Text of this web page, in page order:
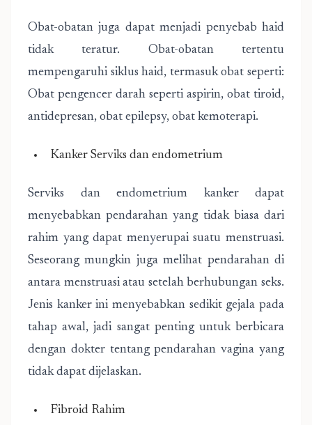
Obat-obatan juga dapat menjadi penyebab haid
tidak teratur. Obat-obatan tertentu
mempengaruhi siklus haid, termasuk obat seperti:
Obat pengencer darah seperti aspirin, obat tiroid,
antidepresan, obat epilepsy, obat kemoterapi.
Kanker Serviks dan endometrium
Serviks dan endometrium kanker dapat
menyebabkan pendarahan yang tidak biasa dari
rahim yang dapat menyerupai suatu menstruasi.
Seseorang mungkin juga melihat pendarahan di
antara menstruasi atau setelah berhubungan seks.
Jenis kanker ini menyebabkan sedikit gejala pada
tahap awal, jadi sangat penting untuk berbicara
dengan dokter tentang pendarahan vagina yang
tidak dapat dijelaskan.
Fibroid Rahim